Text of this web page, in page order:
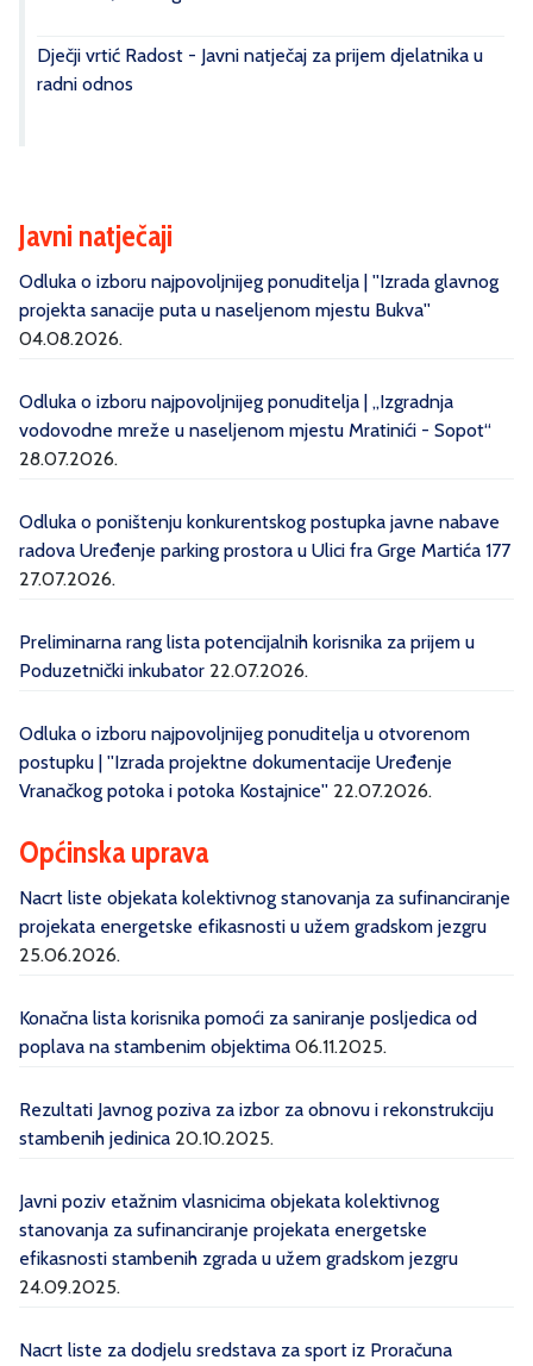
Dječji vrtić Radost - Javni natječaj za prijem djelatnika u
radni odnos
Javni natječaji
Odluka o izboru najpovoljnijeg ponuditelja | ''Izrada glavnog
projekta sanacije puta u naseljenom mjestu Bukva''
04.08.2026.
Odluka o izboru najpovoljnijeg ponuditelja | „Izgradnja
vodovodne mreže u naseljenom mjestu Mratinići - Sopot“
28.07.2026.
Odluka o poništenju konkurentskog postupka javne nabave
radova Uređenje parking prostora u Ulici fra Grge Martića 177
27.07.2026.
Preliminarna rang lista potencijalnih korisnika za prijem u
Poduzetnički inkubator 22.07.2026.
Odluka o izboru najpovoljnijeg ponuditelja u otvorenom
postupku | ''Izrada projektne dokumentacije Uređenje
Vranačkog potoka i potoka Kostajnice'' 22.07.2026.
Općinska uprava
Nacrt liste objekata kolektivnog stanovanja za sufinanciranje
projekata energetske efikasnosti u užem gradskom jezgru
25.06.2026.
Konačna lista korisnika pomoći za saniranje posljedica od
poplava na stambenim objektima 06.11.2025.
Rezultati Javnog poziva za izbor za obnovu i rekonstrukciju
stambenih jedinica 20.10.2025.
Javni poziv etažnim vlasnicima objekata kolektivnog
stanovanja za sufinanciranje projekata energetske
efikasnosti stambenih zgrada u užem gradskom jezgru
24.09.2025.
Nacrt liste za dodjelu sredstava za sport iz Proračuna